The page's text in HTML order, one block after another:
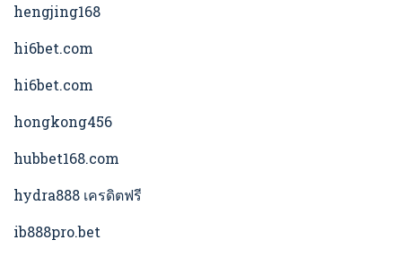
hengjing168
hi6bet.com
hi6bet.com
hongkong456
hubbet168.com
hydra888 เครดิตฟรี
ib888pro.bet